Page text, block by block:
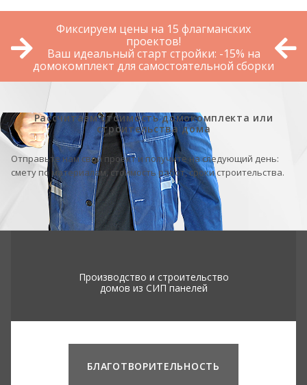
Фиксируем цены на 15 флагманских
проектов!
Ваш идеальный старт стройки: -15% на
домокомплект для самостоятельной сборки
Рассчитаем стоимость домокомплекта или
строительства дома
Отправьте нам свой проект и получите на следующий день:
смету по материалам, стоимость работ, сроки строительства.
Производство и строительство
домов из СИП панелей
БЛАГОТВОРИТЕЛЬНОСТЬ